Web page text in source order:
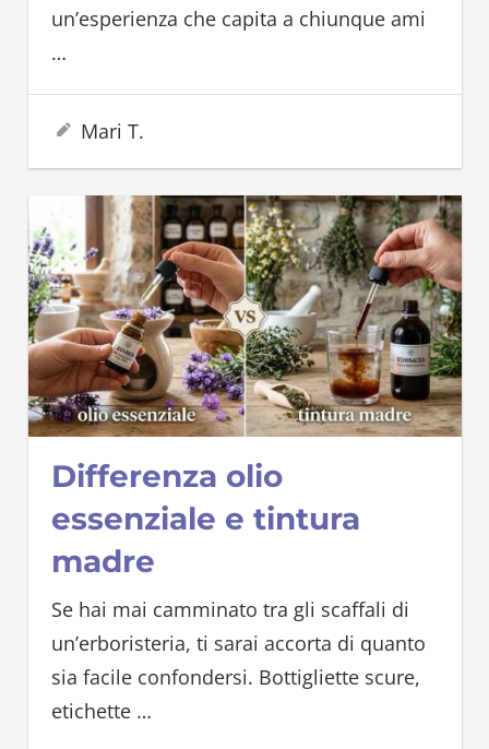
un’esperienza che capita a chiunque ami
…
21 Giugno 2026
Mari T.
Differenza olio
essenziale e tintura
madre
Se hai mai camminato tra gli scaffali di
un’erboristeria, ti sarai accorta di quanto
sia facile confondersi. Bottigliette scure,
etichette …